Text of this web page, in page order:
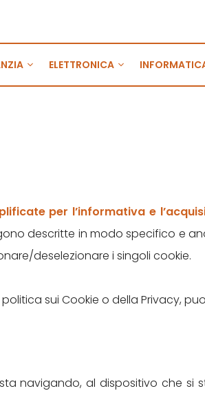
ELETTRONICA
per l’informativa e
descritte in modo specifico e
deselezionare i singoli cookie.
sui Cookie o della Privacy,
navigando, al dispositivo che si